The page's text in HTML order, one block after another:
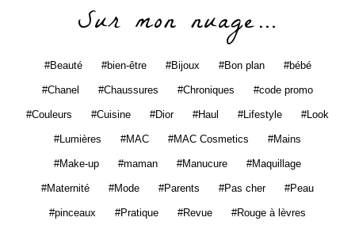
Sur mon nuage…
Beauté bien-être Bijoux Bon plan bébé
Chanel Chaussures Chroniques code promo
Couleurs Cuisine Dior Haul Lifestyle Look
Lumières MAC MAC Cosmetics Mains
Make-up maman Manucure Maquillage
Maternité Mode Parents Pas cher Peau
pinceaux Pratique Revue Rouge à lèvres